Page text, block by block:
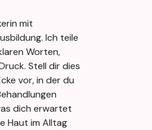
mit
Ich teile
Worten,
Stell dir dies
vor, in der du
dich erwartet
Haut im Alltag